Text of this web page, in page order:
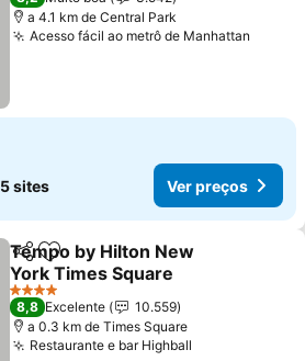
a 4.1 km de Central Park
Acesso fácil ao metrô de Manhattan
5 sites Ver preços
PartilharAdicionar aos favoritos
Tempo by Hilton New
York Times Square
Ver preços
4 Estrelas
8,8 Excelente
10.559
a 0.3 km de Times Square
Restaurante e bar Highball